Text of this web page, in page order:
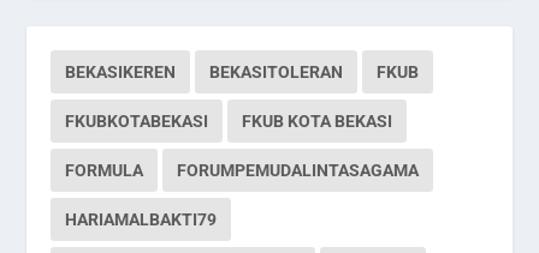
BEKASIKEREN BEKASITOLERAN FKUB
FKUBKOTABEKASI FKUB KOTA BEKASI
FORMULA FORUMPEMUDALINTASAGAMA
HARIAMALBAKTI79